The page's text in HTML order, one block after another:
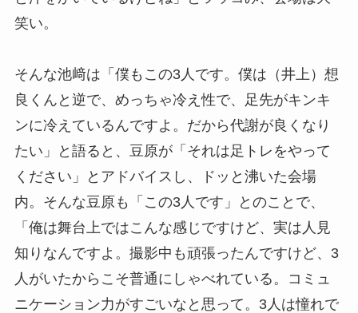
笑い。
そんな池﨑は「僕もこの3人です。僕は（井上）想
良くんと逆で、めっちゃ冷え性で、足先がキンキ
ンに冷えているんですよ。だから代謝が良くなり
たい」と語ると、豆原が「それは足トレをやって
ください」とアドバイスし、ドッと沸いた会場
内。そんな豆原も「この3人です」とのことで、
「俺は舞台上ではこんな感じですけど、実は人見
知りなんですよ。撮影中も頑張ったんですけど、3
人がいたからこそ普通にしゃべれている。コミュ
ニケーション力がすごいなと思って。3人は憧れで